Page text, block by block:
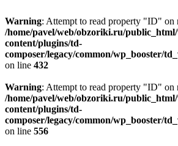
Warning: Attempt to read property "ID" on
/home/pavel/web/obzoriki.ru/
content/plugins/td-
composer/legacy/common/wp_booster/
on line 432
Warning: Attempt to read property "ID" on
/home/pavel/web/obzoriki.ru/
content/plugins/td-
composer/legacy/common/wp_booster/
on line 556